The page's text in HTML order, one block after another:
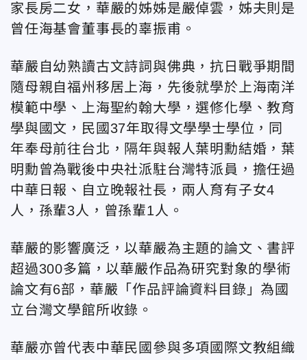
家長房二女，華嚴的姊姊是嚴倬雲，姊夫則是
曾任海基會董事長的辜振甫。
華嚴自幼熟讀古文詩詞與佛典，抗日戰爭期間
隨母親自福州移居上海，先後就學於上海南洋
模範中學、上海聖約翰大學，選修化學、教育
學與國文，民國37年取得文學學士學位，同
年奉母前往台北，隔年與報人葉明勳結婚，葉
明勳曾為戰後中央社派駐台灣特派員，擔任過
中華日報、自立晚報社長，兩人育有子女4
人，孫輩3人，曾孫輩1人。
華嚴的影響廣泛，以華嚴為主題的論文、書評
超過300多篇，以華嚴作品為研究對象的學術
論文有6部，華嚴「作品評論資料目錄」為國
立台灣文學館所收錄。
華嚴亦曾代表中華民國參與多項國際文教組織